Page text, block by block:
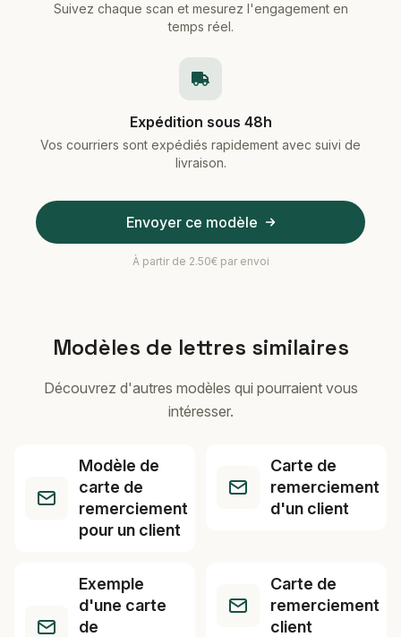
Suivez chaque scan et mesurez l'engagement en
temps réel.
Expédition sous 48h
Vos courriers sont expédiés rapidement avec suivi de
livraison.
Envoyer ce modèle
À partir de 2.50€ par envoi
Modèles de lettres similaires
Découvrez d'autres modèles qui pourraient vous
intéresser.
Modèle de
carte de
remerciement
pour un client
Carte de
remerciement
d'un client
Exemple
d'une carte
de
Carte de
remerciement
client